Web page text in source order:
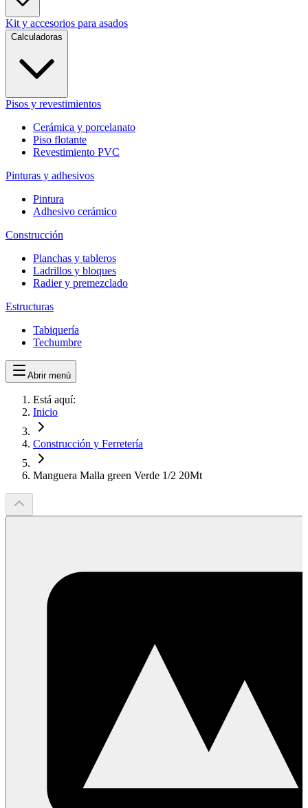
Kit y accesorios para asados
Calculadoras
Pisos y revestimientos
Cerámica y porcelanato
Piso flotante
Revestimiento PVC
Pinturas y adhesivos
Pintura
Adhesivo cerámico
Construcción
Planchas y tableros
Ladrillos y bloques
Radier y premezclado
Estructuras
Tabiquería
Techumbre
Abrir menú
Está aquí:
Inicio
Construcción y Ferretería
Manguera Malla green Verde 1/2 20Mt